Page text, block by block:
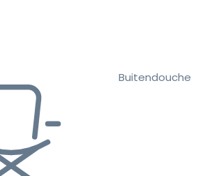
Buitendouche